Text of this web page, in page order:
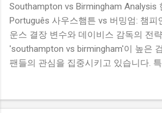
Southampton vs Birmingham Analysis
Português 사우스햄튼 vs 버밍엄: 챔
운스 결장 변수와 데이비스 감독의 전
'southampton vs birmingham'이 높은
팬들의 관심을 집중시키고 있습니다. 특